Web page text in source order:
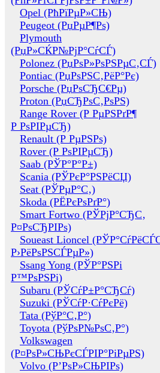
Opel (РћРїРµР»СЊ)
Peugeot (РџРµР¶Рѕ)
Plymouth
(РџР»СЌР№РјР°СѓСЃ)
Polonez (РџРѕР»РѕРЅРµС‚СЃ)
Pontiac (РџРѕРЅС‚РёР°Рє)
Porsche (РџРѕСЂС€Рµ)
Proton (РџСЂРѕС‚РѕРЅ)
Range Rover (Р РµРЅРґР¶
Р РѕРІРµСЂ)
Renault (Р РµРЅРѕ)
Rover (Р РѕРІРµСЂ)
Saab (РЎР°Р°Р±)
Scania (РЎРєР°РЅРёСЏ)
Seat (РЎРµР°С‚)
Skoda (РЁРєРѕРґР°)
Smart Fortwo (РЎРјР°СЂС‚
Р¤РѕСЂРІРѕ)
Soueast Lioncel
Р›РёРѕРЅСЃРµР»)
Ssang Yong (РЎР°РЅРі
Р™РѕРЅРі)
Subaru (РЎСѓР±Р°СЂСѓ)
Suzuki (РЎСѓР·СѓРєРё)
Tata (РўР°С‚Р°)
Toyota (РўРѕР№РѕС‚Р°)
Volkswagen
(Р¤РѕР»СЊРєСЃРІР°РіРµРЅ)
Volvo (Р’РѕР»СЊРІРѕ)